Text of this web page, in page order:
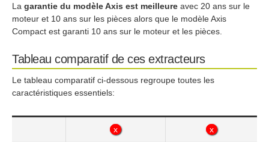
La garantie du modèle Axis est meilleure avec 20 ans sur le
moteur et 10 ans sur les pièces alors que le modèle Axis
Compact est garanti 10 ans sur le moteur et les pièces.
Tableau comparatif de ces extracteurs
Le tableau comparatif ci-dessous regroupe toutes les
caractéristiques essentiels:
x
x